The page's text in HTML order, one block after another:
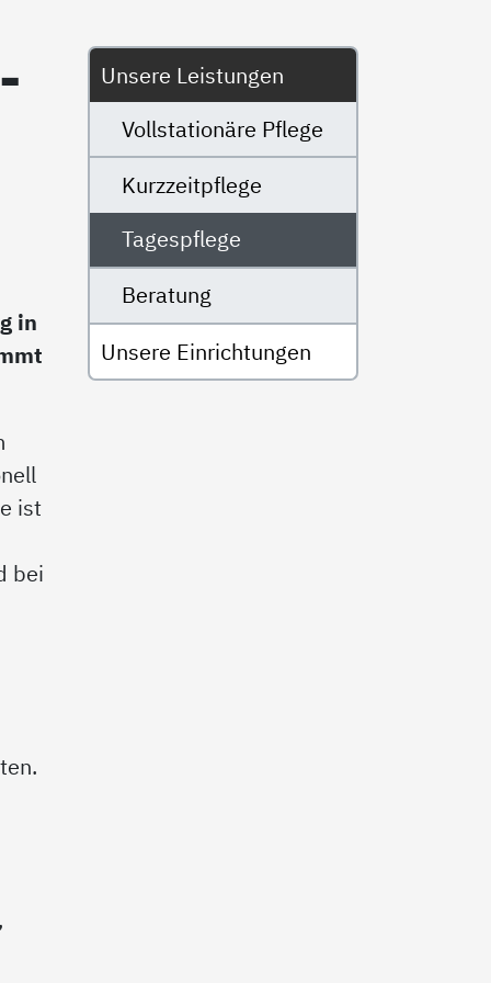
in
ist
bei
Untermenü
Unsere Leistungen
Vollstationäre Pflege
Kurzzeitpflege
Tagespflege
Beratung
Unsere Einrichtungen